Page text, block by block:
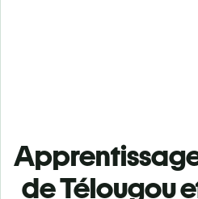
de Télougou